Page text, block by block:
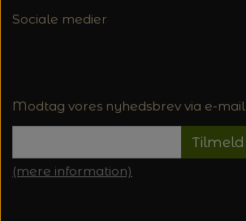
Sociale medier
Modtag vores nyhedsbrev via e-mail
Tilmeld
(mere information)